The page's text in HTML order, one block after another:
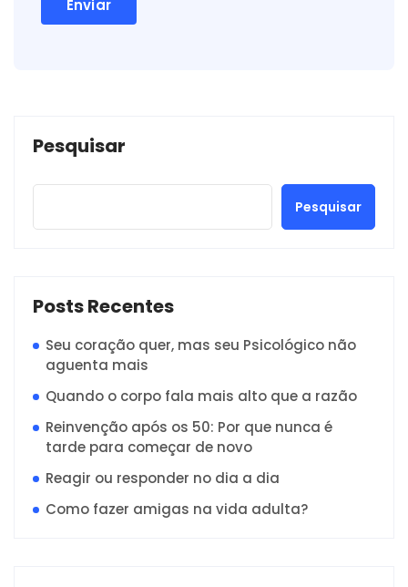
Pesquisar
Pesquisar
Posts Recentes
Seu coração quer, mas seu Psicológico não
aguenta mais
Quando o corpo fala mais alto que a razão
Reinvenção após os 50: Por que nunca é
tarde para começar de novo
Reagir ou responder no dia a dia
Como fazer amigas na vida adulta?